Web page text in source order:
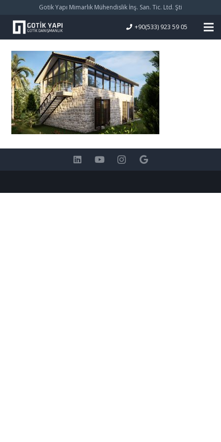
Gotik Yapı Mimarlık Mühendislik İnş. San. Tic. Ltd. Şti
+90(533) 923 59 05